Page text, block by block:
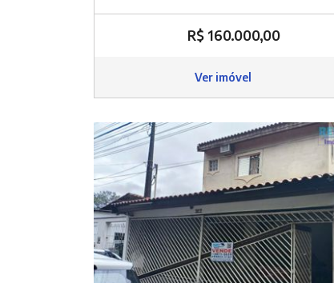
R$ 160.000,00
Ver imóvel